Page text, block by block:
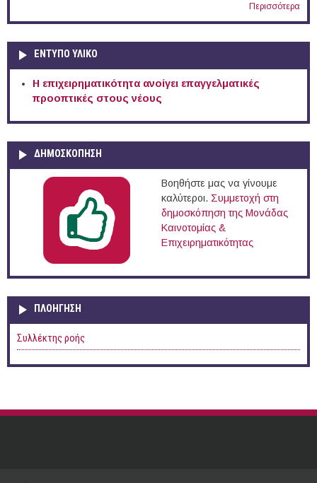
Περισσότερα
ΕΝΤΥΠΟ ΥΛΙΚΟ
Η επιχειρηματικότητα ανοίγει επαγγελματικές
προοπτικές στους νέους
ΔΗΜΟΣΚΟΠΗΣΗ
Βοηθήστε μας να γίνουμε
καλύτεροι. Συμμετοχή στη
δημοσκόπηση της Μονάδας
Καινοτομίας &
Επιχειρηματικότητας
ΠΛΟΉΓΗΣΗ
Συλλέκτης ροής